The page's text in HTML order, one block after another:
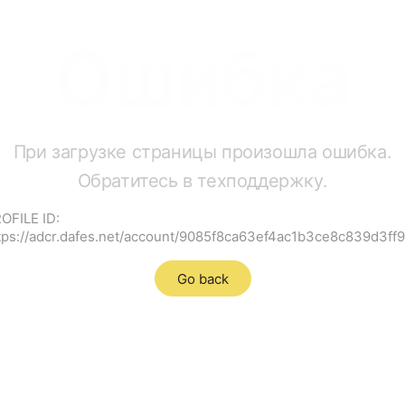
При загрузке страницы произошла ошибка.
Обратитесь в техподдержку.
ID:
adcr.dafes.net/account/
Go back